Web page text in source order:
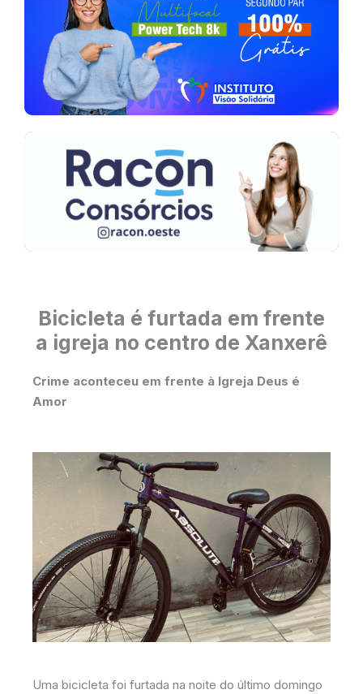
Bicicleta é furtada em frente
a igreja no centro de Xanxerê
Crime aconteceu em frente à Igreja Deus é
Amor
Uma bicicleta foi furtada na noite do último domingo